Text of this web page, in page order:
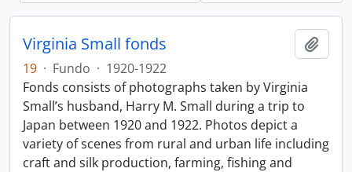
Virginia Small fonds
19 · Fundo · 1920-1922
Fonds consists of photographs taken by Virginia
Small’s husband, Harry M. Small during a trip to
Japan between 1920 and 1922. Photos depict a
variety of scenes from rural and urban life including
craft and silk production, farming, fishing and